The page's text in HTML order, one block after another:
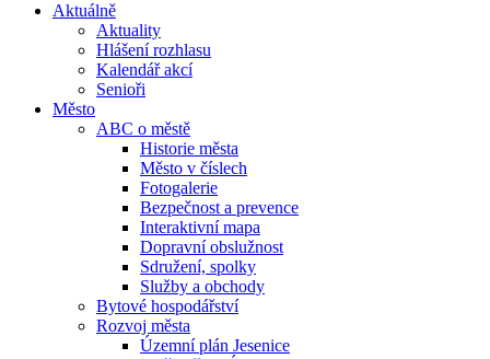
Aktuálně
Aktuality
Hlášení rozhlasu
Kalendář akcí
Senioři
Město
ABC o městě
Historie města
Město v číslech
Fotogalerie
Bezpečnost a prevence
Interaktivní mapa
Dopravní obslužnost
Sdružení, spolky
Služby a obchody
Bytové hospodářství
Rozvoj města
Územní plán Jesenice